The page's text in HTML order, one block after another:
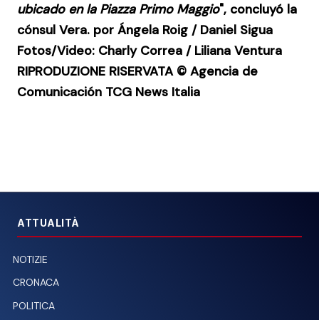
ubicado en la Piazza Primo Maggio", concluyó la
cónsul Vera. por Ángela Roig / Daniel Sigua
Fotos/Video: Charly Correa / Liliana Ventura
RIPRODUZIONE RISERVATA © Agencia de
Comunicación TCG News Italia
ATTUALITÀ
NOTIZIE
CRONACA
POLITICA